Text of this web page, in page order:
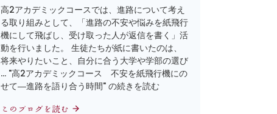
高2アカデミックコースでは、進路について考え
る取り組みとして、「進路の不安や悩みを紙飛行
機にして飛ばし、受け取った人が返信を書く」活
動を行いました。 生徒たちが紙に書いたのは、
将来やりたいこと、自分に合う大学や学部の選び
… "高2アカデミックコース 不安を紙飛行機にの
せて―進路を語り合う時間" の続きを読む
このブログを読む